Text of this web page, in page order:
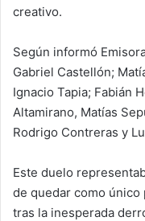
creativo.
Según informó
Gabriel Castellón;
Ignacio Tapia; Fabián
Altamirano, Matías
Rodrigo Contreras y
Este duelo
de quedar como
tras la inesperada